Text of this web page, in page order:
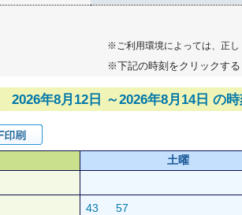
※ご利用環境によっては、正し
※下記の時刻をクリックする
2026年8月12日 ～2026年8月14日 の
土曜
43 57